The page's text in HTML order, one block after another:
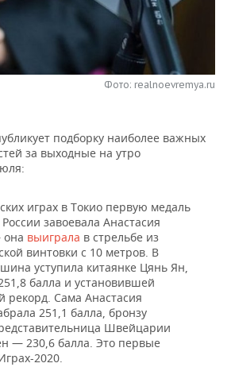
Фото: realnoevremya.ru
подборку наиболее важных
за выходные на утро
играх в Токио первую медаль
завоевала Анастасия
выиграла в стрельбе из
винтовки с 10 метров. В
уступила китаянке Цянь Ян,
балла и установившей
рекорд. Сама Анастасия
251,1 балла, бронзу
Швейцарии
— 230,6 балла. Это первые
2020.